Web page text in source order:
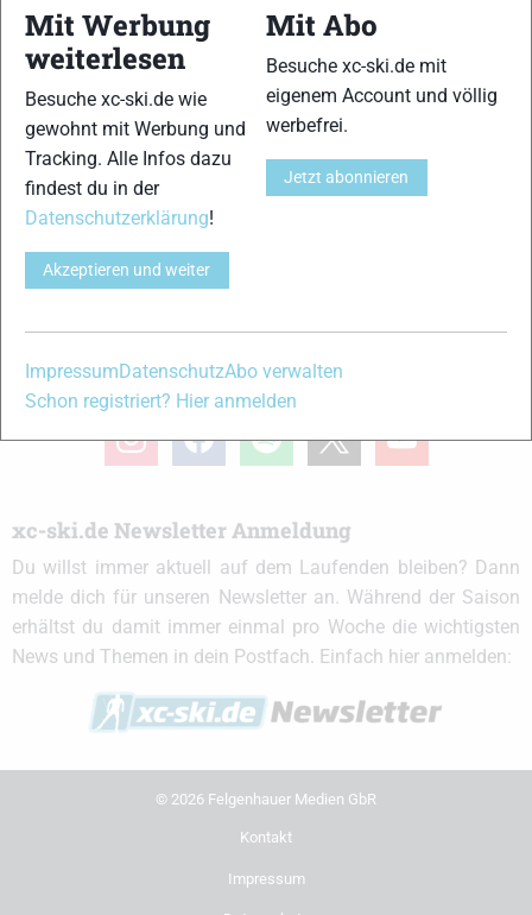
Kombination, einer Loipendatenbank,Langlauf
und allem was du sonst noch über deine Lieblingssportarten
wissen solltest.
Ob Skilanglauf
-Anfänger oder Profi-Sportler, wir haben
immer ein offenes Ohr für dich! Du kannst uns jederzeit über
dasKontaktformular erreichen.
Partner
xc-ski.de in Social Media
xc-ski.de Newsletter Anmeldung
Du willst immer aktuell auf dem Laufenden bleiben? Dann
melde dich für unseren Newsletter an. Während der Saison
erhältst du damit immer einmal pro Woche die wichtigsten
News und Themen in dein Postfach. Einfach hier anmelden:
© 2026 Felgenhauer Medien GbR
Kontakt
Impressum
Mit Werbung
weiterlesen
Besuche xc-ski.de wie
gewohnt mit Werbung und
Tracking. Alle Infos dazu
findest du in der
Datenschutzerklärung!
Akzeptieren und weiter
Mit Abo
Besuche xc-ski.de mit
eigenem Account und völlig
werbefrei.
Jetzt abonnieren
ImpressumDatenschutzAbo verwalten
Schon registriert? Hier anmelden